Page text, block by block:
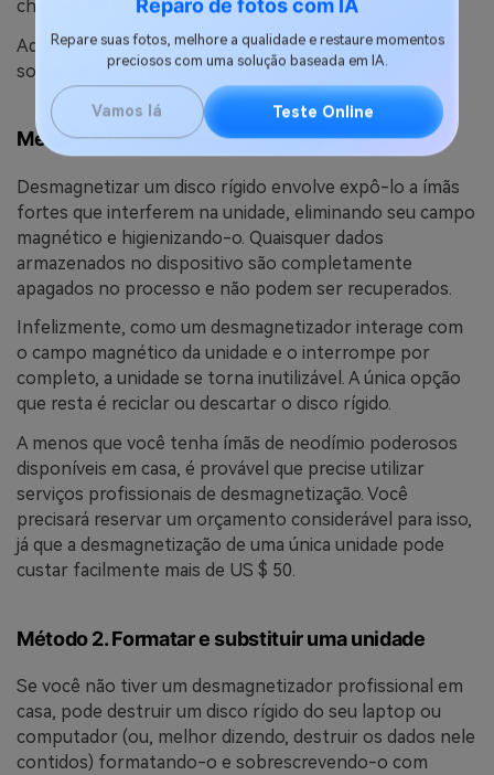
chances de isso acontecer.
Aqui está como destruir discos rígidos antigos usando
soluções de software.
Método 1. Desmagnetizar um disco rígido
Desmagnetizar um disco rígido envolve expô-lo a ímãs
fortes que interferem na unidade, eliminando seu campo
magnético e higienizando-o. Quaisquer dados
armazenados no dispositivo são completamente
apagados no processo e não podem ser recuperados.
Infelizmente, como um desmagnetizador interage com
o campo magnético da unidade e o interrompe por
completo, a unidade se torna inutilizável. A única opção
que resta é reciclar ou descartar o disco rígido.
A menos que você tenha ímãs de neodímio poderosos
disponíveis em casa, é provável que precise utilizar
serviços profissionais de desmagnetização. Você
precisará reservar um orçamento considerável para isso,
já que a desmagnetização de uma única unidade pode
custar facilmente mais de US $ 50.
Método 2. Formatar e substituir uma unidade
Se você não tiver um desmagnetizador profissional em
casa, pode destruir um disco rígido do seu laptop ou
computador (ou, melhor dizendo, destruir os dados nele
contidos) formatando-o e sobrescrevendo-o com
Reparo de fotos com IA
Repare suas fotos, melhore a qualidade e restaure momentos
preciosos com uma solução baseada em IA.
Vamos lá Teste Online